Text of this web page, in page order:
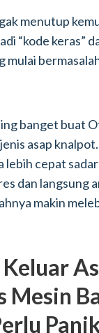
menutup
“kode keras”
mulai
banget buat
asap
cepat sadar
dan langsung
makin
Mesin